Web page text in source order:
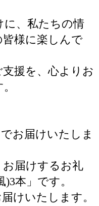
、私たちの情
様に楽しんで
援を、心よりお
お届けいたしま
届けするお礼
本」です。
けいたします。